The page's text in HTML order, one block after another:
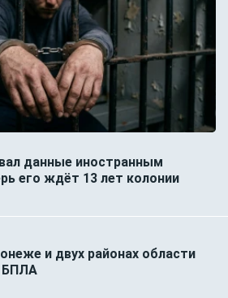
данные иностранным
его ждёт 13 лет колонии
и двух районах области
БПЛА